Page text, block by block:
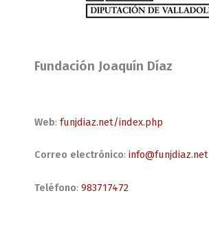
Fundación Joaquín Díaz
Web: funjdiaz.net/index.php
Correo electrónico: info@funjdiaz.net
Teléfono: 983717472